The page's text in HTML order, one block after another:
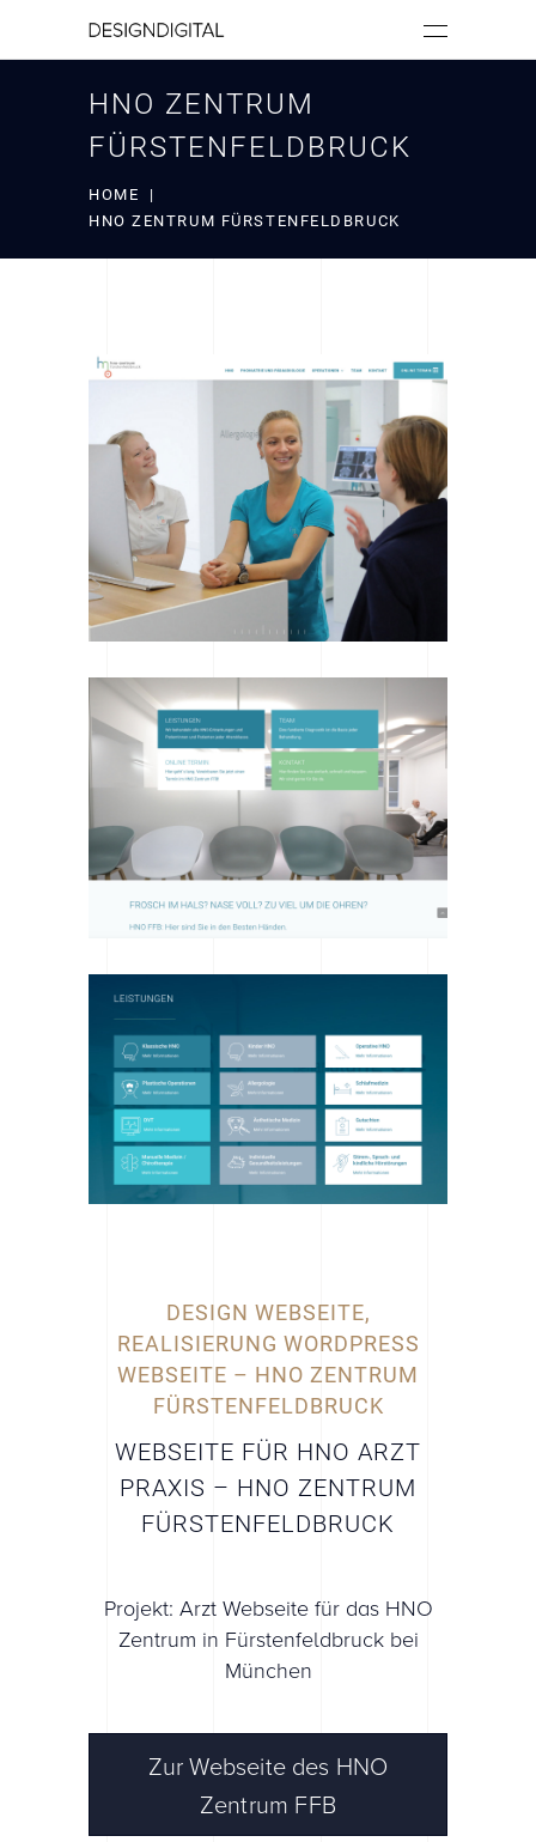
HNO ZENTRUM
FÜRSTENFELDBRUCK
HOME |
HNO ZENTRUM FÜRSTENFELDBRUCK
DESIGN WEBSEITE,
REALISIERUNG WORDPRESS
WEBSEITE – HNO ZENTRUM
FÜRSTENFELDBRUCK
WEBSEITE FÜR HNO ARZT
PRAXIS – HNO ZENTRUM
FÜRSTENFELDBRUCK
Projekt: Arzt Webseite für das HNO
Zentrum in Fürstenfeldbruck bei
München
Zur Webseite des HNO
Zentrum FFB